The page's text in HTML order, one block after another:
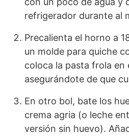
refrigerador durante al
Precalienta el horno a
un molde para quiche
coloca la pasta frola en
asegurándote de que
En otro bol, bate los
crema agria (o leche
versión sin huevo).